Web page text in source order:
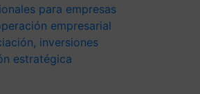
para empresas
empresarial
inversiones
estratégica